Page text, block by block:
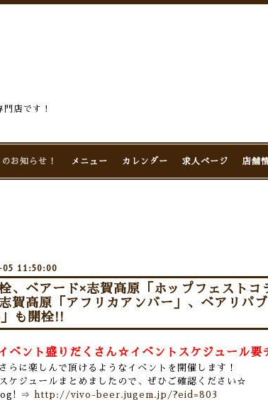
店です！
お知らせ！ メニュー カレンダー 求人ページ 店舗
11:50:00
、ベアード×志賀高原「ホップフェストコ
賀高原「アフリカアンバー」、ベアリパ
も開栓!!
ベント盛りだくさん☆イベントスケジュール要
らに楽しんで頂けるようなイベントを開催します！
ケジュールまとめましたので、ぜひご確認ください☆
⇒
http://vivo-beer.jugem.jp/?eid=803